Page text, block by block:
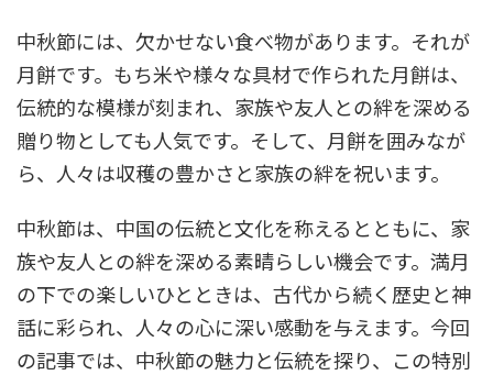
中秋節には、欠かせない食べ物があります。それが
月餅です。もち米や様々な具材で作られた月餅は、
伝統的な模様が刻まれ、家族や友人との絆を深める
贈り物としても人気です。そして、月餅を囲みなが
ら、人々は収穫の豊かさと家族の絆を祝います。
中秋節は、中国の伝統と文化を称えるとともに、家
族や友人との絆を深める素晴らしい機会です。満月
の下での楽しいひとときは、古代から続く歴史と神
話に彩られ、人々の心に深い感動を与えます。今回
の記事では、中秋節の魅力と伝統を探り、この特別